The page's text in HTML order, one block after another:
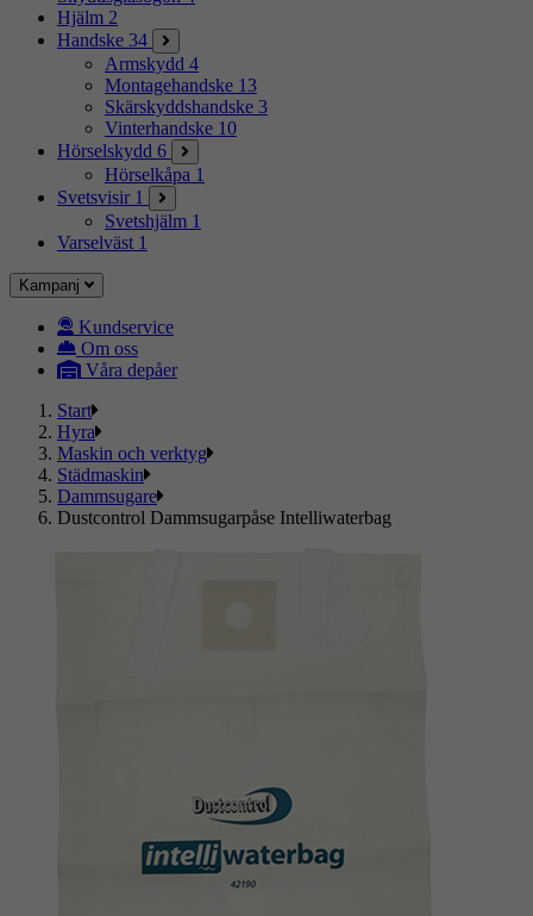
Hjälm 2
Handske 34
Armskydd 4
Montagehandske 13
Skärskyddshandske 3
Vinterhandske 10
Hörselskydd 6
Hörselkåpa 1
Svetsvisir 1
Svetshjälm 1
Varselväst 1
Kampanj
Kundservice
Om oss
Våra depåer
Start
Hyra
Maskin och verktyg
Städmaskin
Dammsugare
Dustcontrol Dammsugarpåse Intelliwaterbag